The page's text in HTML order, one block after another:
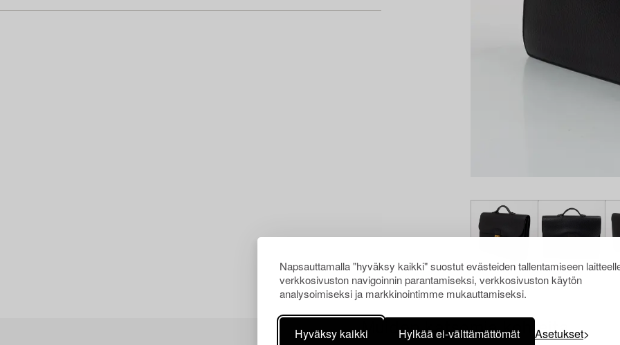
Napsauttamalla "hyväksy kaikki" suostut evästeiden tallentamiseen
verkkosivuston navigoinnin parantamiseksi, verkkosivuston käytön
analysoimiseksi ja markkinointimme mukauttamiseksi.
Hyväksy kaikki Hylkää ei-välttämättömät Asetukset
Muiden katsomia kohteita